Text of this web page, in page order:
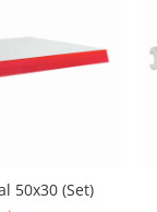
50x30 (Set)